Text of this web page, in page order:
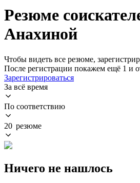
Резюме
Анахиной
Чтобы видеть все резюме,
После регистрации покажем ещё 1 и
Зарегистрироваться
За всё время
По соответствию
20 резюме
Ничего не нашлось